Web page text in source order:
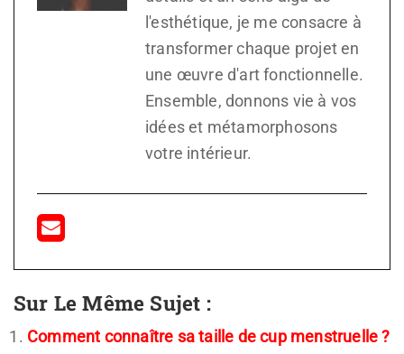
l'esthétique, je me consacre à
transformer chaque projet en
une œuvre d'art fonctionnelle.
Ensemble, donnons vie à vos
idées et métamorphosons
votre intérieur.
Sur Le Même Sujet :
Comment connaître sa taille de cup menstruelle ?